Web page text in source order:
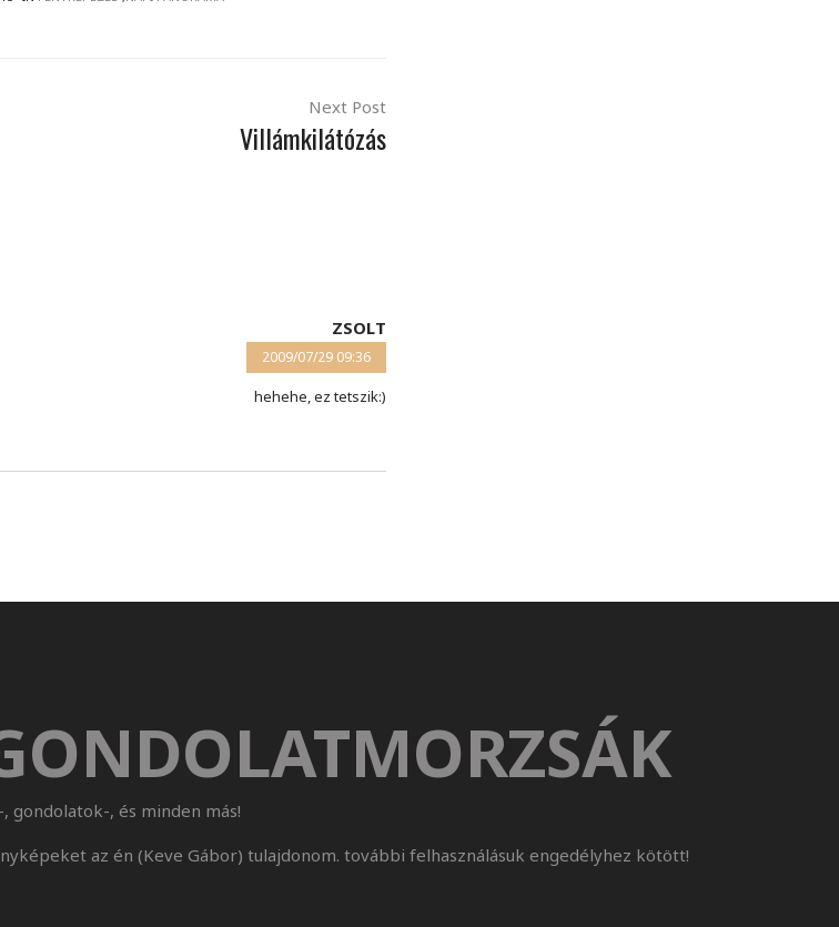
Next Post
Villámkilátózás
ZSOLT
2009/07/29 09:36
hehehe, ez tetszik:)
gondolatok-, és minden más!
az én (Keve Gábor) tulajdonom. további felhasználásuk engedélyhez kötött!